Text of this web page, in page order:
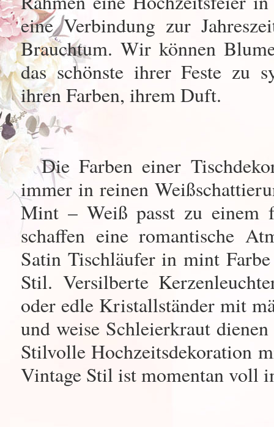
eine Verbindung zur
Brauchtum. Wir können
das schönste ihrer Feste zu
ihren Farben, ihrem Duft.
Die Farben einer
immer in reinen
Mint – Weiß passt zu einem
schaffen eine romantische
Satin Tischläufer in mint
Stil. Versilberte
oder edle Kristallständer mit
und weise Schleierkraut
Stilvolle Hochzeitsdekoration
Vintage Stil ist momentan voll